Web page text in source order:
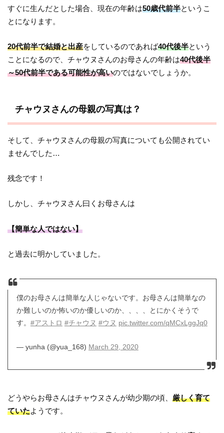
すぐに生んだとした場合、現在の年齢は50歳代前半というこ
とになります。
20代前半で結婚と出産をしているのであれば40代後半という
ことになるので、チャウヌさんのお母さんの年齢は40代後半
～50代前半である可能性が高いのではないでしょうか。
チャウヌさんの母親の写真は？
そして、チャウヌさんの母親の写真についても公開されてい
ませんでした…
残念です！
しかし、チャウヌさん曰くお母さんは
【簡単な人ではない】
と過去に明かしていました。
僕のお母さんは簡単な人じゃないです。お母さんは簡単なの
か難しいのか怖いのか優しいのか、、、、とにかくそうで
す。 #アストロ #チャウヌ #ウヌ pic.twitter.com/qMCxLggJq0
— yunha (@yua_168) March 29, 2020
どうやらお母さんはチャウヌさんが幼少期の頃、厳しく育て
ていたようです。